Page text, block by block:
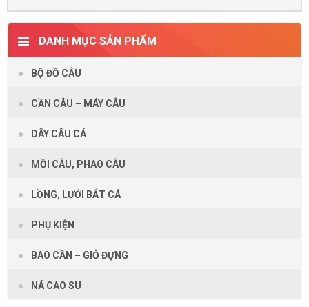
DANH MỤC SẢN PHẨM
BỘ ĐỒ CÂU
CẦN CÂU – MÁY CÂU
DÂY CÂU CÁ
MỒI CÂU, PHAO CÂU
LỒNG, LƯỚI BẮT CÁ
PHỤ KIỆN
BAO CẦN – GIỎ ĐỰNG
NÁ CAO SU